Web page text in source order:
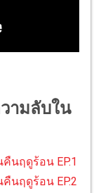
ามลับใน
คืนฤดูร้อน EP.1
คืนฤดูร้อน EP.2